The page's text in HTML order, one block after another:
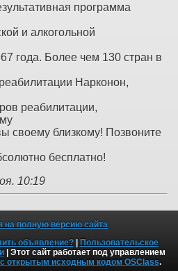
программа
и алкогольной
года. Более чем 130 стран в
Нарконон,
реабилитации,
своему близкому! Позвоните
бесплатно!
10:19
на полную версию сайта
объявление?| Пользовательское
| Этот сайт работает под управлением
открытым исходным кодом OSClass.